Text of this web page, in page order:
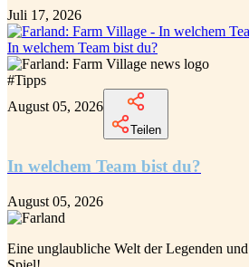
Juli 17, 2026
In welchem Team bist du?
#Tipps
August 05, 2026
Teilen
In welchem Team bist du?
August 05, 2026
Eine unglaubliche Welt der Legenden